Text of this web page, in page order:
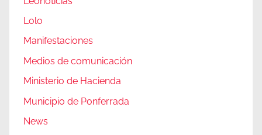
Lolo
Manifestaciones
Medios de comunicación
Ministerio de Hacienda
Municipio de Ponferrada
News